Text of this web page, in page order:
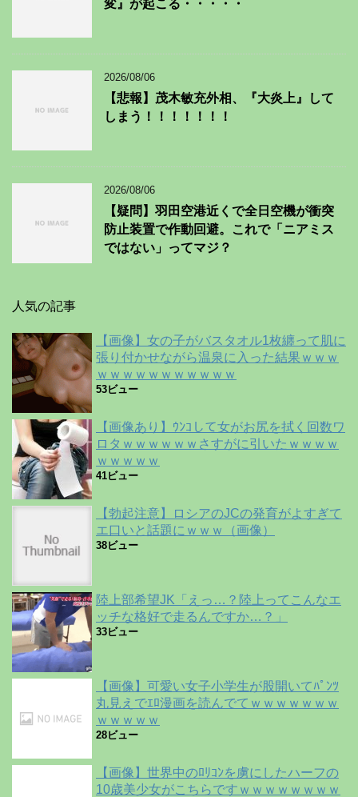
変』が起こる・・・・・
2026/08/06
【悲報】茂木敏充外相、『大炎上』して
しまう！！！！！！！
2026/08/06
【疑問】羽田空港近くで全日空機が衝突
防止装置で作動回避。これで「ニアミス
ではない」ってマジ？
人気の記事
【画像】女の子がバスタオル1枚纏って肌に
張り付かせながら温泉に入った結果ｗｗｗ
ｗｗｗｗｗｗｗｗｗｗｗ
53ビュー
【画像あり】ｳﾝｺして女がお尻を拭く回数ワ
ロタｗｗｗｗｗｗさすがに引いたｗｗｗｗ
ｗｗｗｗｗ
41ビュー
【勃起注意】ロシアのJCの発育がよすぎて
エ口いと話題にｗｗｗ（画像）
38ビュー
陸上部希望JK「えっ…？陸上ってこんなエ
ッチな格好で走るんですか…？」
33ビュー
【画像】可愛い女子小学生が股開いてﾊﾟﾝﾂ
丸見えでｴﾛ漫画を読んでてｗｗｗｗｗｗｗ
ｗｗｗｗｗ
28ビュー
【画像】世界中のﾛﾘｺﾝを虜にしたハーフの
10歳美少女がこちらですｗｗｗｗｗｗｗｗ